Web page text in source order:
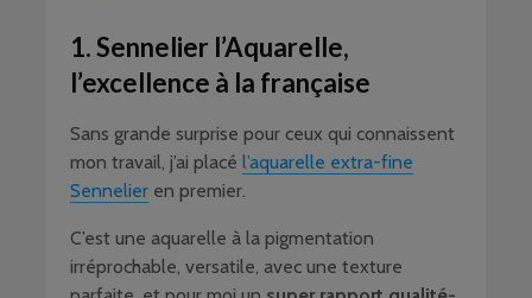
1. Sennelier l’Aquarelle,
l’excellence à la française
Sans grande surprise pour ceux qui connaissent
mon travail, j’ai placé l’aquarelle extra-fine
Sennelier en premier.
C’est une aquarelle à la pigmentation
irréprochable, versatile, avec une texture